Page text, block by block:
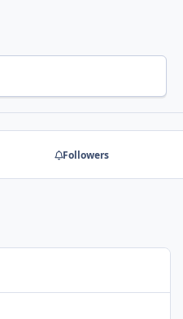
Followers